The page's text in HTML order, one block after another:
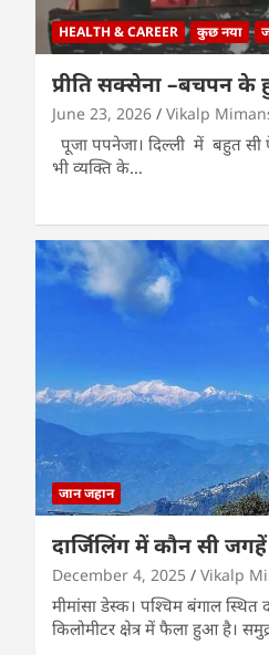
HEALTH & CAREER कुछ नया
प्रीति सक्सेना –बचपन के
June 23, 2026 Vikalp
पूजा पपनेजा। दिल्ली में बहुत सी
भी व्यक्ति के…
जान जहान
दार्जिलिंग में कौन सी
December 4, 2025 Vikalp
मीमांसा डेस्क। पश्चिम बंगाल स्थित
किलोमीटर क्षेत्र में फैला हुआ है।